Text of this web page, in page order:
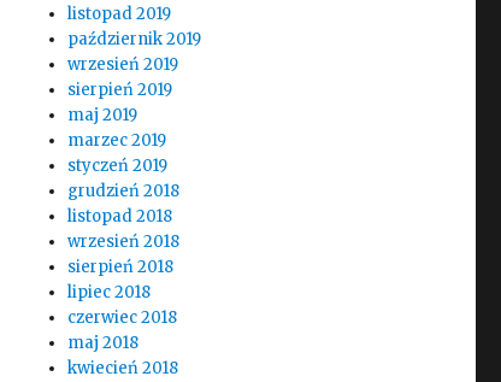
listopad 2019
październik 2019
wrzesień 2019
sierpień 2019
maj 2019
marzec 2019
styczeń 2019
grudzień 2018
listopad 2018
wrzesień 2018
sierpień 2018
lipiec 2018
czerwiec 2018
maj 2018
kwiecień 2018